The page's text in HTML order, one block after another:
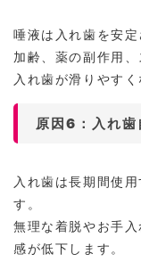
唾液は入れ歯を安定
加齢、薬の副作用
入れ歯が滑りやすく
原因6：入れ
入れ歯は長期間使
す。
無理な着脱やお手
感が低下します。